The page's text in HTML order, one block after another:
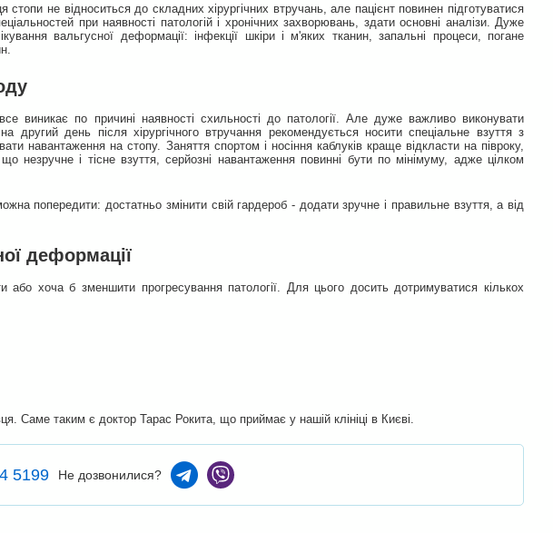
не відноситься до складних хірургічних втручань, але пацієнт повинен підготуватися
при наявності патологій і хронічних захворювань, здати основні аналізи. Дуже
вальгусної деформації: інфекції шкіри і м'яких тканин, запальні процеси, погане
виникає по причині наявності схильності до патології. Але дуже важливо виконувати
другий день після хірургічного втручання рекомендується носити спеціальне взуття з
навантаження на стопу. Заняття спортом і носіння каблуків краще відкласти на півроку,
незручне і тісне взуття, серйозні навантаження повинні бути по мінімуму, адже цілком
попередити: достатньо змінити свій гардероб - додати зручне і правильне взуття, а від
деформації
хоча б зменшити прогресування патології. Для цього досить дотримуватися кількох
Саме таким є доктор Тарас Рокита, що приймає у нашій клініці в Києві.
5199 Не дозвонилися?